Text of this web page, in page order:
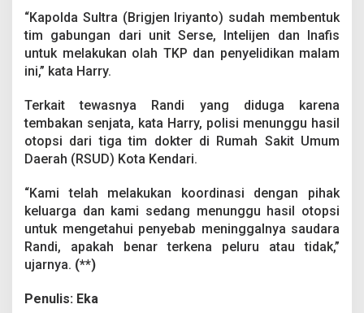
“Kapolda Sultra (Brigjen Iriyanto) sudah membentuk
tim gabungan dari unit Serse, Intelijen dan Inafis
untuk melakukan olah TKP dan penyelidikan malam
ini,” kata Harry.
Terkait tewasnya Randi yang diduga karena
tembakan senjata, kata Harry, polisi menunggu hasil
otopsi dari tiga tim dokter di Rumah Sakit Umum
Daerah (RSUD) Kota Kendari.
“Kami telah melakukan koordinasi dengan pihak
keluarga dan kami sedang menunggu hasil otopsi
untuk mengetahui penyebab meninggalnya saudara
Randi, apakah benar terkena peluru atau tidak,”
ujarnya. (**)
Penulis: Eka